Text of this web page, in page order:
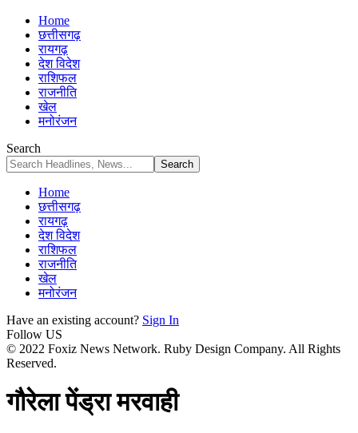
Home
छत्तीसगढ़
रायगढ़
देश विदेश
राशिफल
राजनीति
खेल
मनोरंजन
Search
Home
छत्तीसगढ़
रायगढ़
देश विदेश
राशिफल
राजनीति
खेल
मनोरंजन
Have an existing account? Sign In
Follow US
© 2022 Foxiz News Network. Ruby Design Company. All Rights
Reserved.
गौरेला पेंड्रा मरवाही